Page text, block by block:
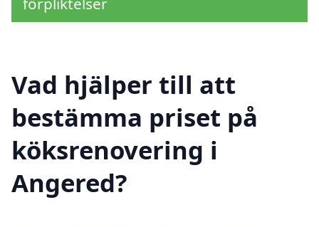
Vad hjälper till att
bestämma priset på
köksrenovering i
Angered?